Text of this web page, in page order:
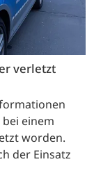
verletzt
einem
worden.
der Einsatz